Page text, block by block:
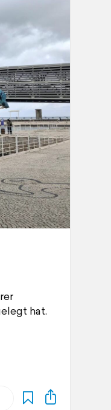
hat.